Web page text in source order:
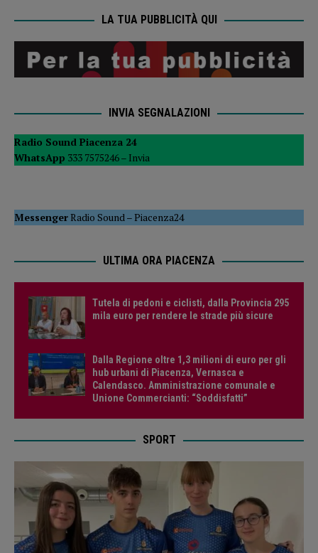
LA TUA PUBBLICITÀ QUI
INVIA SEGNALAZIONI
Radio Sound Piacenza 24
WhatsApp 333 7575246 – Invia
MessengerRadio Sound –Piacenza24
ULTIMA ORA PIACENZA
Tutela di pedoni e ciclisti, dalla Provincia 295
mila euro per rendere le strade più sicure
Dalla Regione oltre 1,3 milioni di euro per gli
hub urbani di Piacenza, Vernasca e
Calendasco. Amministrazione comunale e
Unione Commercianti: “Soddisfatti”
SPORT